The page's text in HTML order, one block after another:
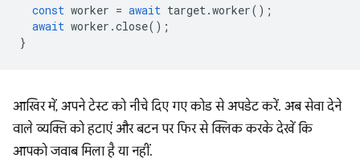
const worker = await target.worker();
await worker .close();
}
आखिर में, अपने टेस्ट को नीचे दिए गए कोड से अपडेट करें. अब सेवा देने
वाले व्यक्ति को हटाएं और बटन पर फिर से क्लिक करके देखें कि
आपको जवाब मिला है या नहीं.